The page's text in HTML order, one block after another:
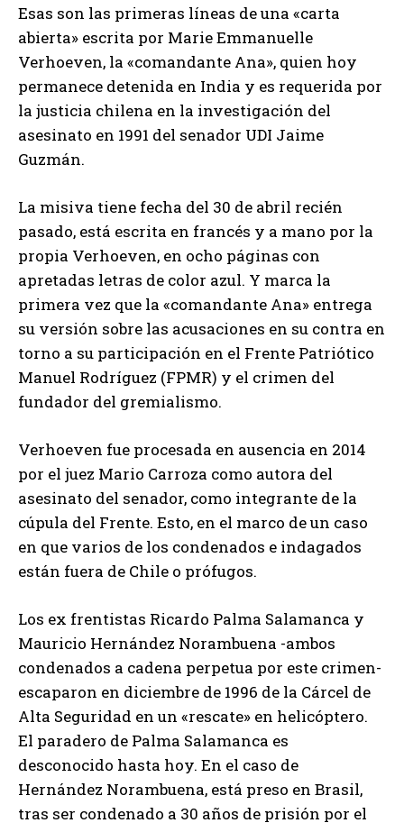
Esas son las primeras líneas de una «carta
abierta» escrita por Marie Emmanuelle
Verhoeven, la «comandante Ana», quien hoy
permanece detenida en India y es requerida por
la justicia chilena en la investigación del
asesinato en 1991 del senador UDI Jaime
Guzmán.
La misiva tiene fecha del 30 de abril recién
pasado, está escrita en francés y a mano por la
propia Verhoeven, en ocho páginas con
apretadas letras de color azul. Y marca la
primera vez que la «comandante Ana» entrega
su versión sobre las acusaciones en su contra en
torno a su participación en el Frente Patriótico
Manuel Rodríguez (FPMR) y el crimen del
fundador del gremialismo.
Verhoeven fue procesada en ausencia en 2014
por el juez Mario Carroza como autora del
asesinato del senador, como integrante de la
cúpula del Frente. Esto, en el marco de un caso
en que varios de los condenados e indagados
están fuera de Chile o prófugos.
Los ex frentistas Ricardo Palma Salamanca y
Mauricio Hernández Norambuena -ambos
condenados a cadena perpetua por este crimen-
escaparon en diciembre de 1996 de la Cárcel de
Alta Seguridad en un «rescate» en helicóptero.
El paradero de Palma Salamanca es
desconocido hasta hoy. En el caso de
Hernández Norambuena, está preso en Brasil,
tras ser condenado a 30 años de prisión por el